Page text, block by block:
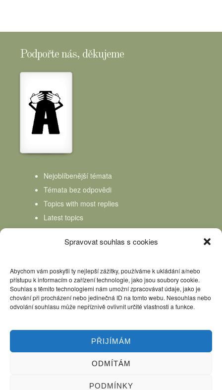
Spravovat souhlas s cookies
Abychom vám poskytli ty nejlepší zážitky, používáme k ukládání a/nebo
přístupu k informacím o zařízení technologie, jako jsou soubory cookie.
Souhlas s těmito technologiemi nám umožní zpracovávat údaje, jako je
chování při procházení nebo jedinečná ID na tomto webu. Nesouhlas nebo
odvolání souhlasu může nepříznivě ovlivnit určité vlastnosti a funkce.
PŘIJÍMÁM
ODMÍTÁM
PODMÍNKY
Podpořte nás, děkujeme
Nejoblíbenější témata
Témata bez odpovědi
Topics with most replies
Latest topics
Topics Freshness
Kniha Domácí mlékař Nápověda